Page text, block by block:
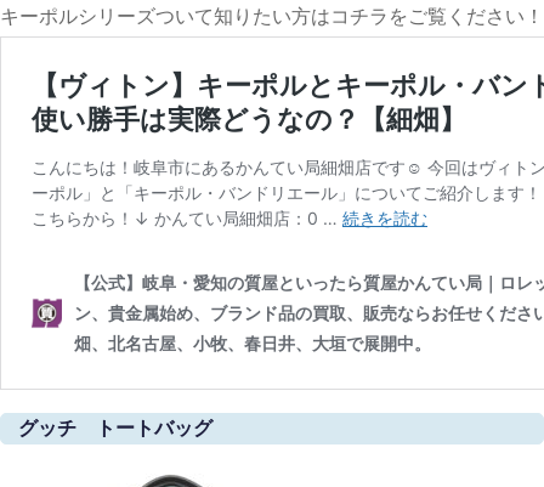
キーポルシリーズついて知りたい方はコチラをご覧ください！
グッチ トートバッグ